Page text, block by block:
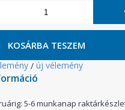
KOSÁRBA TESZEM
/ új vélemény
5-6 munkanap